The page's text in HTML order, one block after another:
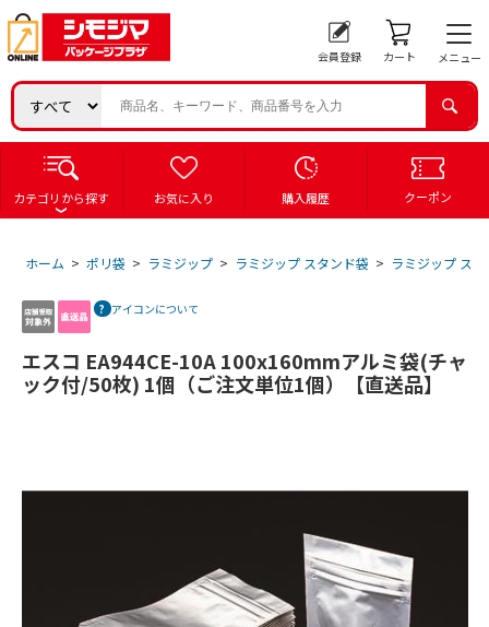
会員登録 カート メニュー
カテゴリから探す お気に入り 購入履歴 クーポン
ホーム > ポリ袋 > ラミジップ > ラミジップ スタンド袋 > ラミジップ ス
アイコンについて
エスコ EA944CE-10A 100x160mmアルミ袋(チャ
ック付/50枚) 1個（ご注文単位1個）【直送品】